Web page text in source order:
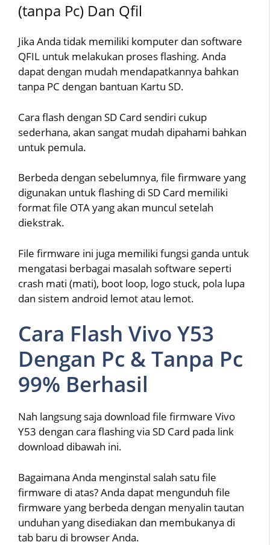
(tanpa Pc) Dan Qfil
Jika Anda tidak memiliki komputer dan software
QFIL untuk melakukan proses flashing. Anda
dapat dengan mudah mendapatkannya bahkan
tanpa PC dengan bantuan Kartu SD.
Cara flash dengan SD Card sendiri cukup
sederhana, akan sangat mudah dipahami bahkan
untuk pemula.
Berbeda dengan sebelumnya, file firmware yang
digunakan untuk flashing di SD Card memiliki
format file OTA yang akan muncul setelah
diekstrak.
File firmware ini juga memiliki fungsi ganda untuk
mengatasi berbagai masalah software seperti
crash mati (mati), boot loop, logo stuck, pola lupa
dan sistem android lemot atau lemot.
Cara Flash Vivo Y53
Dengan Pc & Tanpa Pc
99% Berhasil
Nah langsung saja download file firmware Vivo
Y53 dengan cara flashing via SD Card pada link
download dibawah ini.
Bagaimana Anda menginstal salah satu file
firmware di atas? Anda dapat mengunduh file
firmware yang berbeda dengan menyalin tautan
unduhan yang disediakan dan membukanya di
tab baru di browser Anda.